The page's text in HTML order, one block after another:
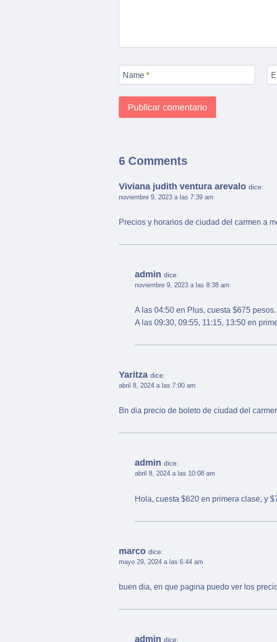
Name *
6 Comments
Viviana judith ventura arevalo dice:
noviembre 9, 2023 a las 7:39 am
Precios y horarios de ciudad del carmen a
admin dice:
noviembre 9, 2023 a las 8:38 am
A las 04:50 en Plus, cuesta $675 pesos.
A las 09:30, 09:55, 11:15, 13:50 en
Yaritza dice:
abril 8, 2024 a las 7:00 am
Bn dia precio de boleto de ciudad del
admin dice:
abril 8, 2024 a las 10:08 am
Hola, cuesta $620 en primera clase, y
marco dice:
mayo 29, 2024 a las 6:44 am
buen dia, en que pagina puedo ver los
admin dice: